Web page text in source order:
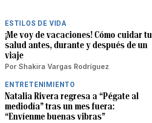
ESTILOS DE VIDA
¡Me voy de vacaciones! Cómo cuidar tu
salud antes, durante y después de un
viaje
Por Shakira Vargas Rodríguez
ENTRETENIMIENTO
Natalia Rivera regresa a “Pégate al
mediodía” tras un mes fuera:
“Envíenme buenas vibras”